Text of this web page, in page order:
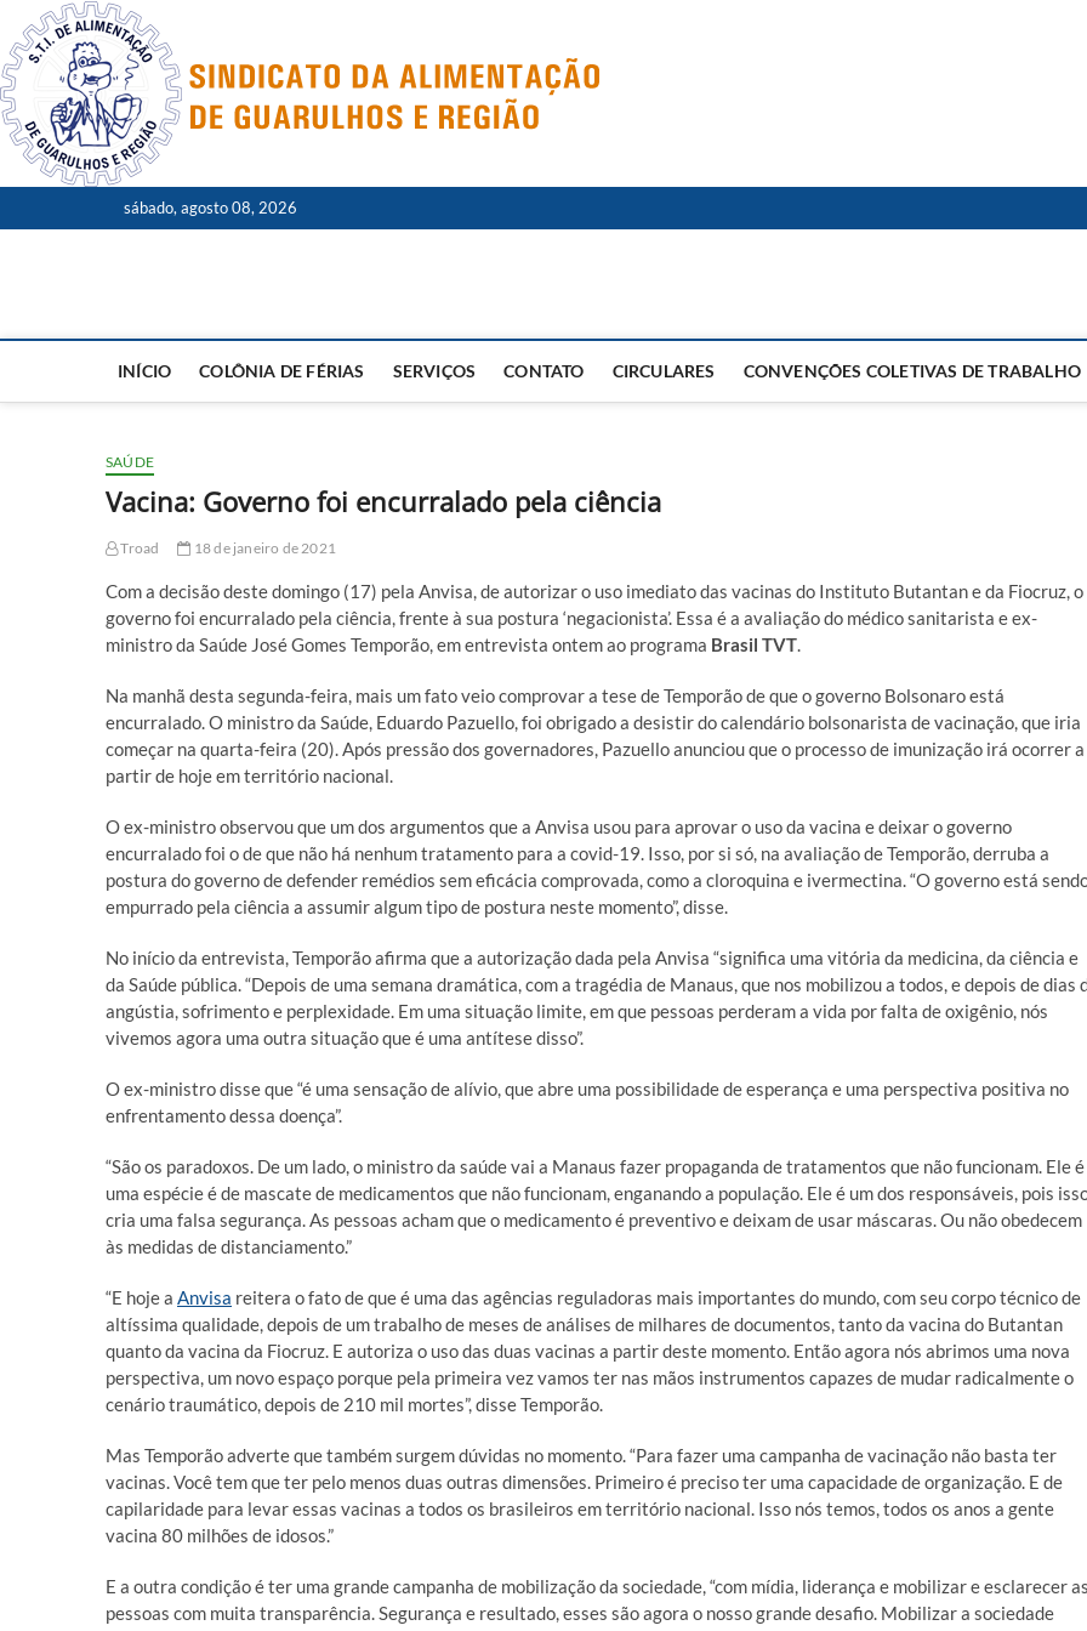
to
content
sábado, agosto 08, 2026
INÍCIO COLÔNIA DE FÉRIAS SERVIÇOS CONTATO CIRCULARES CONVENÇÕES COLETIVAS DE TRABALHO
SAÚDE
Vacina: Governo foi encurralado pela ciência
Troad 18 de janeiro de 2021
Com a decisão deste domingo (17) pela Anvisa, de autorizar o uso imediato das vacinas do Instituto Butantan e da Fiocruz, o
governo foi encurralado pela ciência, frente à sua postura ‘negacionista’. Essa é a avaliação do médico sanitarista e ex-
ministro da Saúde José Gomes Temporão, em entrevista ontem ao programa Brasil TVT.
Na manhã desta segunda-feira, mais um fato veio comprovar a tese de Temporão de que o governo Bolsonaro está
encurralado. O ministro da Saúde, Eduardo Pazuello, foi obrigado a desistir do calendário bolsonarista de vacinação, que iria
começar na quarta-feira (20). Após pressão dos governadores, Pazuello anunciou que o processo de imunização irá ocorrer a
partir de hoje em território nacional.
O ex-ministro observou que um dos argumentos que a Anvisa usou para aprovar o uso da vacina e deixar o governo
encurralado foi o de que não há nenhum tratamento para a covid-19. Isso, por si só, na avaliação de Temporão, derruba a
postura do governo de defender remédios sem eficácia comprovada, como a cloroquina e ivermectina. “O governo está
empurrado pela ciência a assumir algum tipo de postura neste momento”, disse.
No início da entrevista, Temporão afirma que a autorização dada pela Anvisa “significa uma vitória da medicina, da ciência e
da Saúde pública. “Depois de uma semana dramática, com a tragédia de Manaus, que nos mobilizou a todos, e depois de dias
angústia, sofrimento e perplexidade. Em uma situação limite, em que pessoas perderam a vida por falta de oxigênio, nós
vivemos agora uma outra situação que é uma antítese disso”.
O ex-ministro disse que “é uma sensação de alívio, que abre uma possibilidade de esperança e uma perspectiva positiva no
enfrentamento dessa doença”.
“São os paradoxos. De um lado, o ministro da saúde vai a Manaus fazer propaganda de tratamentos que não funcionam. Ele é
uma espécie é de mascate de medicamentos que não funcionam, enganando a população. Ele é um dos responsáveis, pois
cria uma falsa segurança. As pessoas acham que o medicamento é preventivo e deixam de usar máscaras. Ou não obedecem
às medidas de distanciamento.”
“E hoje a Anvisa reitera o fato de que é uma das agências reguladoras mais importantes do mundo, com seu corpo técnico de
altíssima qualidade, depois de um trabalho de meses de análises de milhares de documentos, tanto da vacina do Butantan
quanto da vacina da Fiocruz. E autoriza o uso das duas vacinas a partir deste momento. Então agora nós abrimos uma nova
perspectiva, um novo espaço porque pela primeira vez vamos ter nas mãos instrumentos capazes de mudar radicalmente o
cenário traumático, depois de 210 mil mortes”, disse Temporão.
Mas Temporão adverte que também surgem dúvidas no momento. “Para fazer uma campanha de vacinação não basta ter
vacinas. Você tem que ter pelo menos duas outras dimensões. Primeiro é preciso ter uma capacidade de organização. E de
capilaridade para levar essas vacinas a todos os brasileiros em território nacional. Isso nós temos, todos os anos a gente
vacina 80 milhões de idosos.”
E a outra condição é ter uma grande campanha de mobilização da sociedade, “com mídia, liderança e mobilizar e esclarecer
pessoas com muita transparência. Segurança e resultado, esses são agora o nosso grande desafio. Mobilizar a sociedade